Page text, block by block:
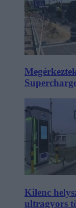
Kilenc
ultragyors